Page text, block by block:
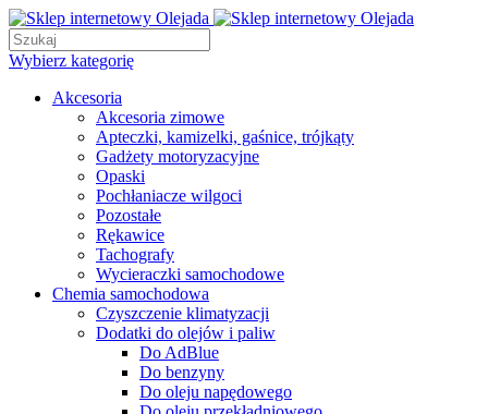
Wybierz kategorię
Akcesoria
Akcesoria zimowe
Apteczki, kamizelki, gaśnice, trójkąty
Gadżety motoryzacyjne
Opaski
Pochłaniacze wilgoci
Pozostałe
Rękawice
Tachografy
Wycieraczki samochodowe
Chemia samochodowa
Czyszczenie klimatyzacji
Dodatki do olejów i paliw
Do AdBlue
Do benzyny
Do oleju napędowego